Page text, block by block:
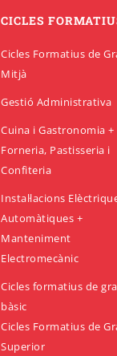
CICLES
Cicles Formatius de
Mitjà
Gestió Administrativa
Cuina i Gastronomia +
Forneria, Pastisseria i
Confiteria
Instal·lacions
Automàtiques +
Manteniment
Electromecànic
Cicles formatius de
bàsic
Cicles Formatius de
Superior